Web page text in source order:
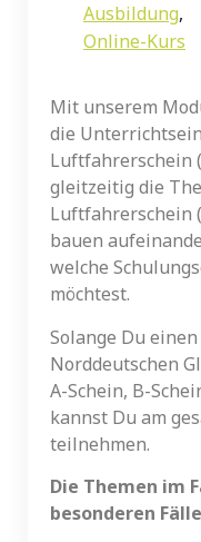
Ausbildung,
Online-Kurs
Mit unserem
die
Luftfahrerschein
gleitzeitig die
Luftfahrerschein
bauen
welche
möchtest.
Solange Du
Norddeutschen
A-Schein, B-
kannst Du am
teilnehmen.
Die Themen im
besonderen